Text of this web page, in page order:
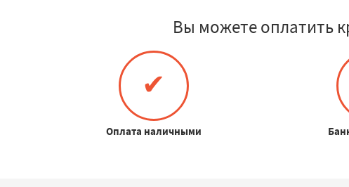
Вы можете оплатить
✔
Оплата наличными